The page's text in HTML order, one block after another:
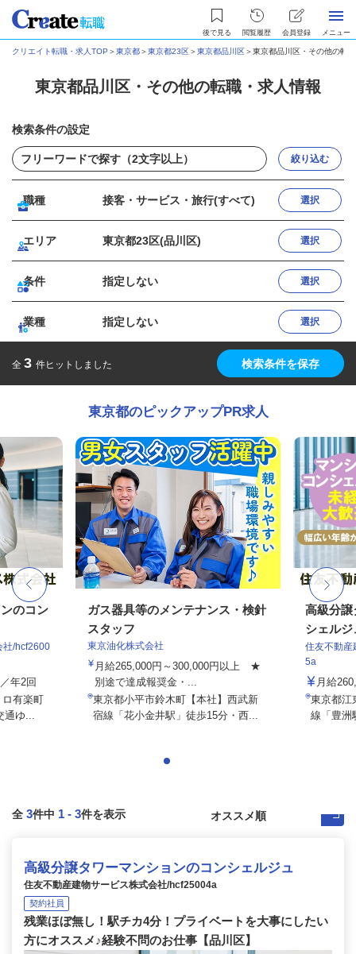
後で見る 閲覧履歴 会員登録 メニュー
クリエイト転職・求人TOP ＞東京都＞東京都23区＞東京都品川区＞東京都品川区・その他の転
東京都品川区・その他の転職・求人情報
検索条件の設定
絞り込む
職種 接客・サービス・旅行(すべて) 選択
エリア 東京都23区(品川区) 選択
条件 指定しない 選択
業種 指定しない 選択
全 3 件ヒットしました 検索条件を保存
東京都のピックアップPR求人
のコン
社/hcf2600
年2回
有楽町
ゆ...
ガス器具等のメンテナンス・検針
スタッフ
東京油化株式会社
月給265,000円～300,000円以上 ★
別途で達成報奨金・...
東京都小平市鈴木町【本社】西武新
宿線「花小金井駅」徒歩15分・西...
高級分譲
シェルジ
住友不動産
5a
月給
東京都江
線「豊洲
全 3件中 1 - 3件を表示
高級分譲タワーマンションのコンシェルジュ
住友不動産建物サービス株式会社/hcf25004a
契約社員
残業ほぼ無し！駅チカ4分！プライベートを大事にしたい
方にオススメ♪経験不問のお仕事【品川区】